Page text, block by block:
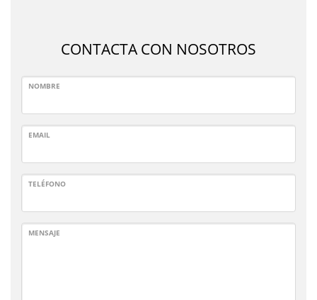
CONTACTA CON NOSOTROS
NOMBRE
EMAIL
TELÉFONO
MENSAJE